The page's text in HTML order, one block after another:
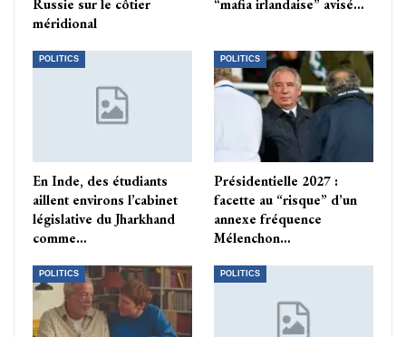
Russie sur le côtier
méridional
“mafia irlandaise” avisé…
POLITICS
En Inde, des étudiants
aillent environs l’cabinet
législative du Jharkhand
comme…
POLITICS
Présidentielle 2027 :
facette au “risque” d’un
annexe fréquence
Mélenchon…
POLITICS POLITICS